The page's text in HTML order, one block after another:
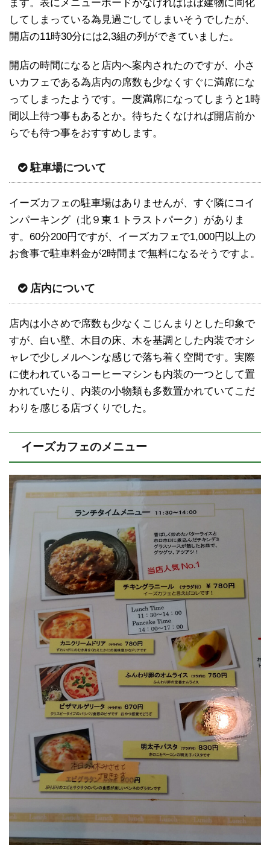
ます。表にメニューボードがなければほぼ建物に同化
してしまっている為見過ごしてしまいそうでしたが、
開店の11時30分には2,3組の列ができていました。
開店の時間になると店内へ案内されたのですが、小さ
いカフェである為店内の席数も少なくすぐに満席にな
ってしまったようです。一度満席になってしまうと1時
間以上待つ事もあるとか。待ちたくなければ開店前か
らでも待つ事をおすすめします。
駐車場について
イーズカフェの駐車場はありませんが、すぐ隣にコイ
ンパーキング（北９東１トラストパーク）がありま
す。60分200円ですが、イーズカフェで1,000円以上の
お食事で駐車料金が2時間まで無料になるそうですよ。
店内について
店内は小さめで席数も少なくこじんまりとした印象で
すが、白い壁、木目の床、木を基調とした内装でオシ
ャレで少しメルヘンな感じで落ち着く空間です。実際
に使われているコーヒーマシンも内装の一つとして置
かれていたり、内装の小物類も多数置かれていてこだ
わりを感じる店づくりでした。
イーズカフェのメニュー